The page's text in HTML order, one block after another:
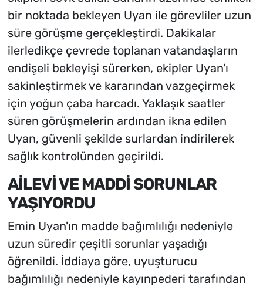
bir noktada bekleyen Uyan ile görevliler uzun
süre görüşme gerçekleştirdi. Dakikalar
ilerledikçe çevrede toplanan vatandaşların
endişeli bekleyişi sürerken, ekipler Uyan'ı
sakinleştirmek ve kararından vazgeçirmek
için yoğun çaba harcadı. Yaklaşık saatler
süren görüşmelerin ardından ikna edilen
Uyan, güvenli şekilde surlardan indirilerek
sağlık kontrolünden geçirildi.
AİLEVİ VE MADDİ SORUNLAR
YAŞIYORDU
Emin Uyan'ın madde bağımlılığı nedeniyle
uzun süredir çeşitli sorunlar yaşadığı
öğrenildi. İddiaya göre, uyuşturucu
bağımlılığı nedeniyle kayınpederi tarafından